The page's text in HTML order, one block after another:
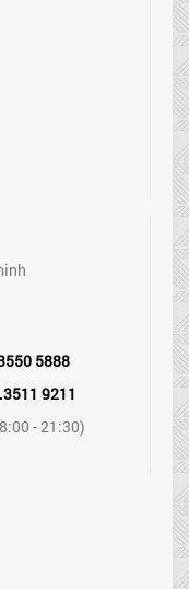
5888
9211
- 21:30)